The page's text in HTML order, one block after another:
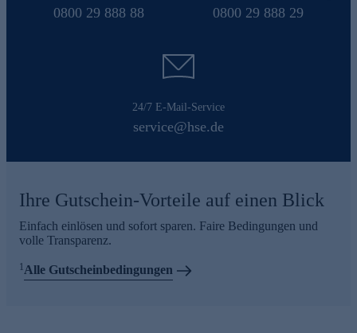
0800 29 888 88 0800 29 888 29
24/7 E-Mail-Service
service@hse.de
Ihre Gutschein-Vorteile auf einen Blick
Einfach einlösen und sofort sparen. Faire Bedingungen und
volle Transparenz.
1Alle Gutscheinbedingungen